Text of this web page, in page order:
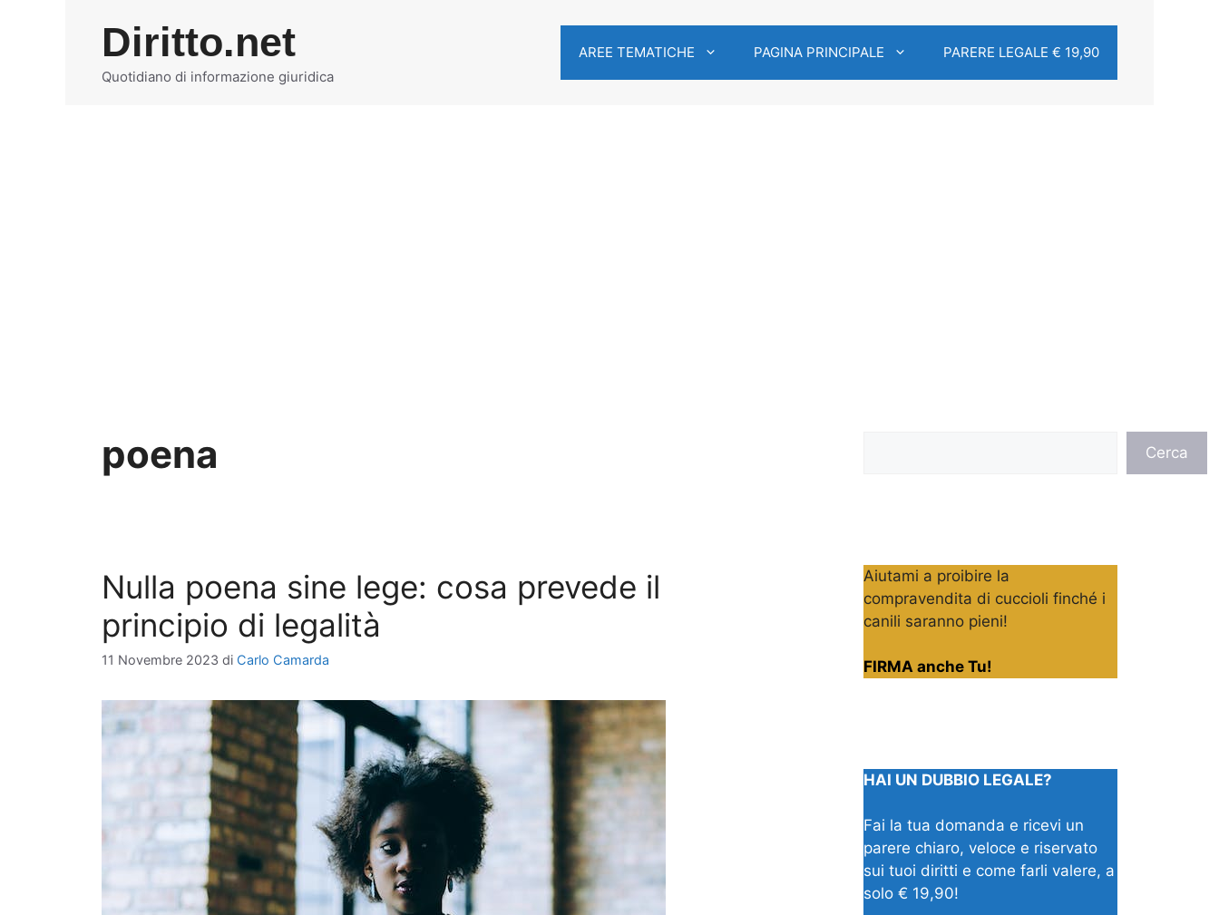
Diritto.net
Quotidiano di informazione giuridica
AREE TEMATICHE PAGINA PRINCIPALE PARERE LEGALE € 19,90
poena
Nulla poena sine lege: cosa prevede il
principio di legalità
11 Novembre 2023 di Carlo Camarda
Cerca
Aiutami a proibire la
compravendita di cuccioli finché i
canili saranno pieni!
FIRMA anche Tu!
HAI UN DUBBIO LEGALE?
Fai la tua domanda e ricevi un
parere chiaro, veloce e riservato
sui tuoi diritti e come farli valere, a
solo € 19,90!